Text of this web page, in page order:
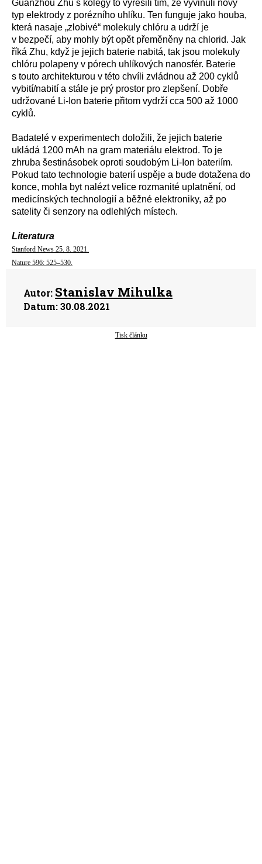
Guanzhou Zhu s kolegy to vyřešili tím, že vyvinuli nový
typ elektrody z porézního uhlíku. Ten funguje jako houba,
která nasaje „zlobivé“ molekuly chlóru a udrží je
v bezpečí, aby mohly být opět přeměněny na chlorid. Jak
říká Zhu, když je jejich baterie nabitá, tak jsou molekuly
chlóru polapeny v pórech uhlíkových nanosfér. Baterie
s touto architekturou v této chvíli zvládnou až 200 cyklů
vybití/nabití a stále je prý prostor pro zlepšení. Dobře
udržované Li-Ion baterie přitom vydrží cca 500 až 1000
cyklů.
Badatelé v experimentech doložili, že jejich baterie
ukládá 1200 mAh na gram materiálu elektrod. To je
zhruba šestinásobek oproti soudobým Li-Ion bateriím.
Pokud tato technologie baterií uspěje a bude dotažena do
konce, mohla byt nalézt velice rozmanité uplatnění, od
medicínských technologií a běžné elektroniky, až po
satelity či senzory na odlehlých místech.
Literatura
Stanford News 25. 8. 2021.
Nature 596: 525–530.
Autor: Stanislav Mihulka
Datum:30.08.2021
Tisk článku